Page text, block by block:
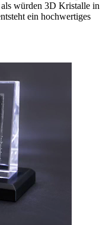
würden 3D Kristalle in
ein hochwertiges